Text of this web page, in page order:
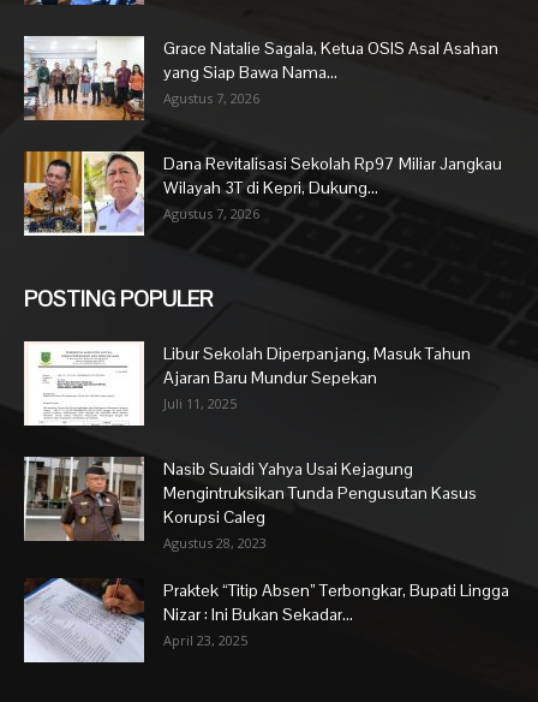
Grace Natalie Sagala, Ketua OSIS Asal Asahan
yang Siap Bawa Nama...
Agustus 7, 2026
Dana Revitalisasi Sekolah Rp97 Miliar Jangkau
Wilayah 3T di Kepri, Dukung...
Agustus 7, 2026
POSTING POPULER
Libur Sekolah Diperpanjang, Masuk Tahun
Ajaran Baru Mundur Sepekan
Juli 11, 2025
Nasib Suaidi Yahya Usai Kejagung
Mengintruksikan Tunda Pengusutan Kasus
Korupsi Caleg
Agustus 28, 2023
Praktek “Titip Absen” Terbongkar, Bupati Lingga
Nizar : Ini Bukan Sekadar...
April 23, 2025